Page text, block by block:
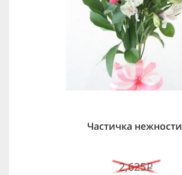
Частичка нежности
2,625i